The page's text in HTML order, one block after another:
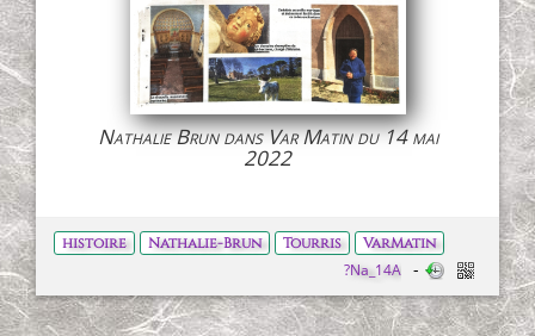
Nathalie Brun dans Var Matin du 14 mai
2022
histoire Nathalie-Brun Tourris
VarMatin
?Na_14A